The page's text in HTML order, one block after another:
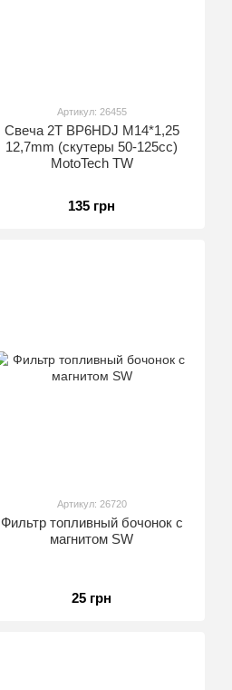
Артикул: 26455
Свеча 2T BP6HDJ M14*1,25
12,7mm (скутеры 50-125сс)
MotoTech TW
135 грн
Артикул: 26720
Фильтр топливный бочонок с
магнитом SW
25 грн